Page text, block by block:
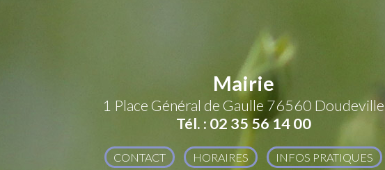
Mairie
1 Place Général de Gaulle 76560 Doudeville
Tél. : 02 35 56 14 00
CONTACT HORAIRES INFOS PRATIQUES